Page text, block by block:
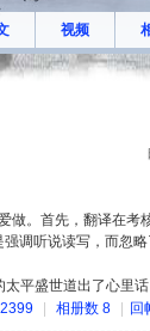
视频
做。首先，翻译在考
调听说读写，而忽
太平盛世道出了心里话
相册数 8 回